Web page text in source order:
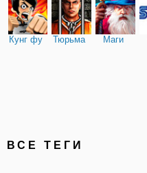
Кунг фу Тюрьма Маги
ВСЕ ТЕГИ